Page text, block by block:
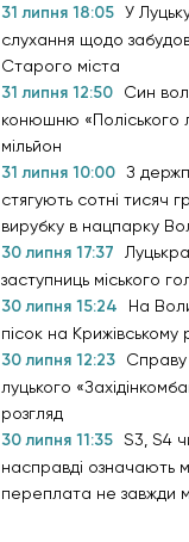
31 липня 18:05 У
слухання щодо
Старого міста
31 липня 12:50
Син
конюшню «Поліського
мільйон
31 липня 10:00 З
стягують сотні тисяч
вирубку в нацпарку
30 липня 17:37
заступниць міського
30 липня 15:24
На
пісок на Крижівському
30 липня 12:23
Справу
луцького
розгляд
30 липня 11:35 S3, S4
насправді означають
переплата не завжди